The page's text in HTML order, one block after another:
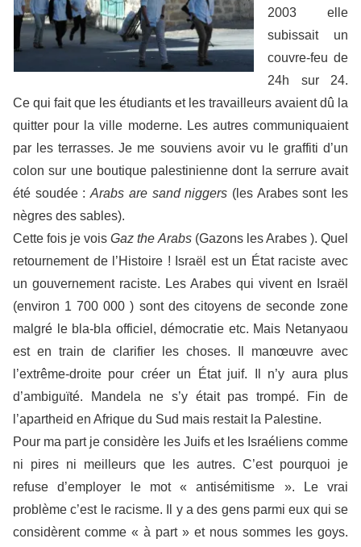
2003 elle
subissait un
couvre-feu de
24h sur 24.
Ce qui fait que les étudiants et les travailleurs avaient dû la
quitter pour la ville moderne. Les autres communiquaient
par les terrasses. Je me souviens avoir vu le graffiti d’un
colon sur une boutique palestinienne dont la serrure avait
été soudée :Arabs are sand niggers (les Arabes sont les
nègres des sables).
Cette fois je voisGaz the Arabs (Gazons les Arabes ). Quel
retournement de l’Histoire ! Israël est un État raciste avec
un gouvernement raciste. Les Arabes qui vivent en Israël
(environ 1 700 000 ) sont des citoyens de seconde zone
malgré le bla-bla officiel, démocratie etc. Mais Netanyaou
est en train de clarifier les choses. Il manœuvre avec
l’extrême-droite pour créer un État juif. Il n’y aura plus
d’ambiguïté. Mandela ne s’y était pas trompé. Fin de
l’apartheid en Afrique du Sud mais restait la Palestine.
Pour ma part je considère les Juifs et les Israéliens comme
ni pires ni meilleurs que les autres. C’est pourquoi je
refuse d’employer le mot « antisémitisme ». Le vrai
problème c’est le racisme. Il y a des gens parmi eux qui se
considèrent comme « à part » et nous sommes les goys.